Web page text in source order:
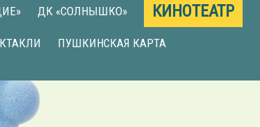
ДК «СОЛНЫШКО» КИНОТЕАТР
ПУШКИНСКАЯ КАРТА